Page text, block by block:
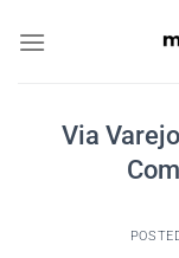
Via